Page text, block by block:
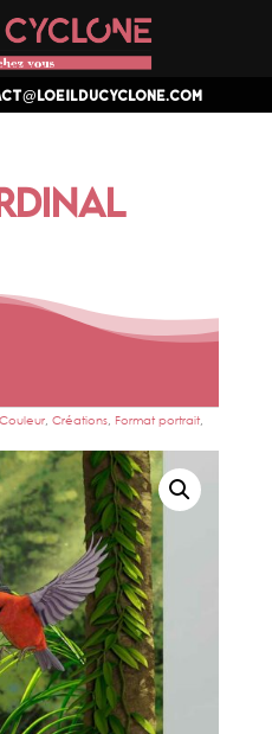
Couleur, Créations, Format portrait,